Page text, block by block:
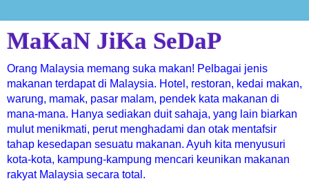
MaKaN JiKa SeDaP
Orang Malaysia memang suka makan! Pelbagai jenis
makanan terdapat di Malaysia. Hotel, restoran, kedai makan,
warung, mamak, pasar malam, pendek kata makanan di
mana-mana. Hanya sediakan duit sahaja, yang lain biarkan
mulut menikmati, perut menghadami dan otak mentafsir
tahap kesedapan sesuatu makanan. Ayuh kita menyusuri
kota-kota, kampung-kampung mencari keunikan makanan
rakyat Malaysia secara total.